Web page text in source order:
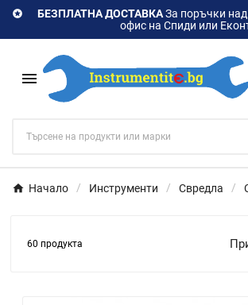
 БЕЗПЛАТНА ДОСТАВКАЗа поръчки над
офис на Спиди или

Начало Инструменти Свредла
60 продукта